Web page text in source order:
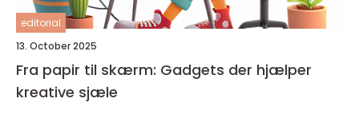
editorial
13. October 2025
Fra papir til skærm: Gadgets der hjælper
kreative sjæle